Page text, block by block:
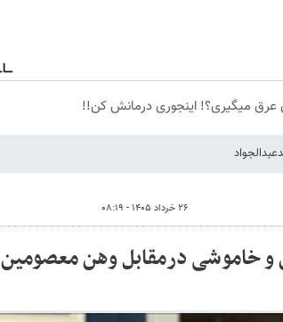
عرق میگیری؟! اینجوری درمانش کن!!
۲۶ خرداد ۱۴۰۵ - ۰۸:۱۹
و خاموشی درمقابل وهن معصومین